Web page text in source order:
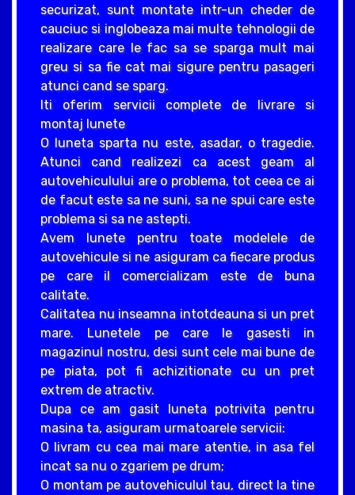
securizat, sunt montate intr-un cheder de
cauciuc si inglobeaza mai multe tehnologii de
realizare care le fac sa se sparga mult mai
greu si sa fie cat mai sigure pentru pasageri
atunci cand se sparg.
Iti oferim servicii complete de livrare si
montaj lunete
O luneta sparta nu este, asadar, o tragedie.
Atunci cand realizezi ca acest geam al
autovehiculului are o problema, tot ceea ce ai
de facut este sa ne suni, sa ne spui care este
problema si sa ne astepti.
Avem lunete pentru toate modelele de
autovehicule si ne asiguram ca fiecare produs
pe care il comercializam este de buna
calitate.
Calitatea nu inseamna intotdeauna si un pret
mare. Lunetele pe care le gasesti in
magazinul nostru, desi sunt cele mai bune de
pe piata, pot fi achizitionate cu un pret
extrem de atractiv.
Dupa ce am gasit luneta potrivita pentru
masina ta, asiguram urmatoarele servicii:
O livram cu cea mai mare atentie, in asa fel
incat sa nu o zgariem pe drum;
O montam pe autovehiculul tau, direct la tine